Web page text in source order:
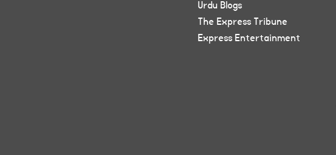
Urdu Blogs
The Express Tribune
Express Entertainment